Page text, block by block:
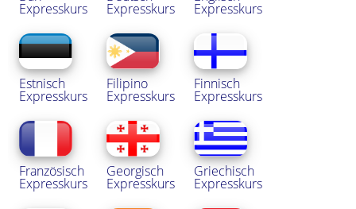
Expresskurs Expresskurs Expresskurs
Estnisch
Expresskurs
Filipino
Expresskurs
Finnisch
Expresskurs
Französisch
Expresskurs
Georgisch
Expresskurs
Griechisch
Expresskurs